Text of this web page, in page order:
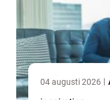
04 augusti 2026